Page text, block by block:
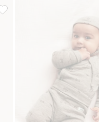
Prążkowane legginsy, Dodaj